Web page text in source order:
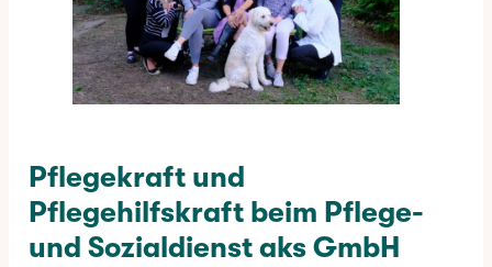
Pflegekraft und
Pflegehilfskraft beim Pflege-
und Sozialdienst aks GmbH